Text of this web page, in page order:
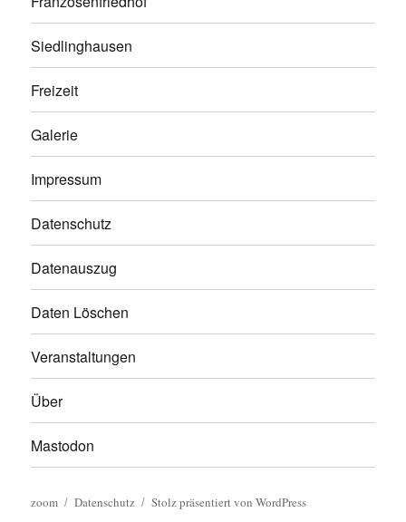
Siedlinghausen
Freizeit
Galerie
Impressum
Datenschutz
Datenauszug
Daten Löschen
Veranstaltungen
Über
Mastodon
zoom Datenschutz Stolz präsentiert von WordPress